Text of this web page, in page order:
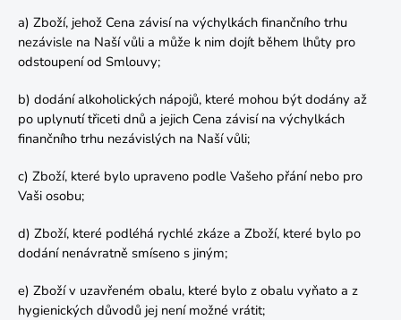
a) Zboží, jehož Cena závisí na výchylkách finančního trhu
nezávisle na Naší vůli a může k nim dojít během lhůty pro
odstoupení od Smlouvy;
b) dodání alkoholických nápojů, které mohou být dodány až
po uplynutí třiceti dnů a jejich Cena závisí na výchylkách
finančního trhu nezávislých na Naší vůli;
c) Zboží, které bylo upraveno podle Vašeho přání nebo pro
Vaši osobu;
d) Zboží, které podléhá rychlé zkáze a Zboží, které bylo po
dodání nenávratně smíseno s jiným;
e) Zboží v uzavřeném obalu, které bylo z obalu vyňato a z
hygienických důvodů jej není možné vrátit;